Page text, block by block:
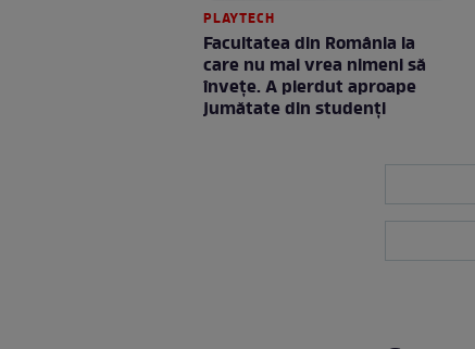
PLAYTECH
Facultatea din România la
care nu mai vrea nimeni să
înveţe. A pierdut aproape
jumătate din studenţi